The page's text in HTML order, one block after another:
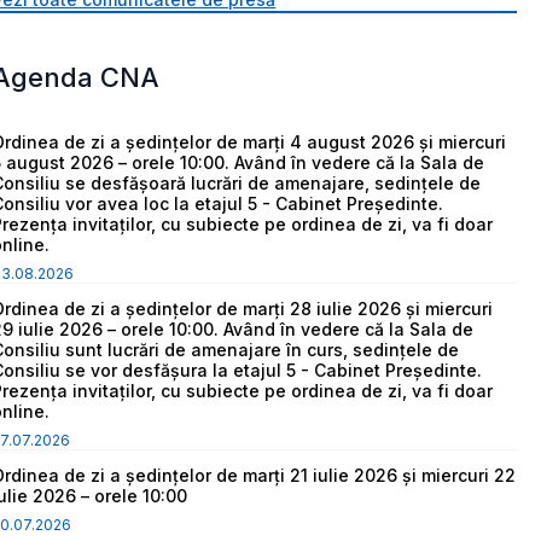
CNA
de zi a ședințelor de marți 4 august 2026 și miercuri
august 2026 – orele 10:00. Având în vedere că la Sala de
se desfășoară lucrări de amenajare, sedințele de
vor avea loc la etajul 5 - Cabinet Președinte.
invitaților, cu subiecte pe ordinea de zi, va fi doar
de zi a ședințelor de marți 28 iulie 2026 și miercuri
iulie 2026 – orele 10:00. Având în vedere că la Sala de
sunt lucrări de amenajare în curs, sedințele de
se vor desfășura la etajul 5 - Cabinet Președinte.
invitaților, cu subiecte pe ordinea de zi, va fi doar
de zi a ședințelor de marți 21 iulie 2026 și miercuri 22
2026 – orele 10:00